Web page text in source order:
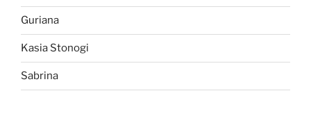
Guriana
Kasia Stonogi
Sabrina